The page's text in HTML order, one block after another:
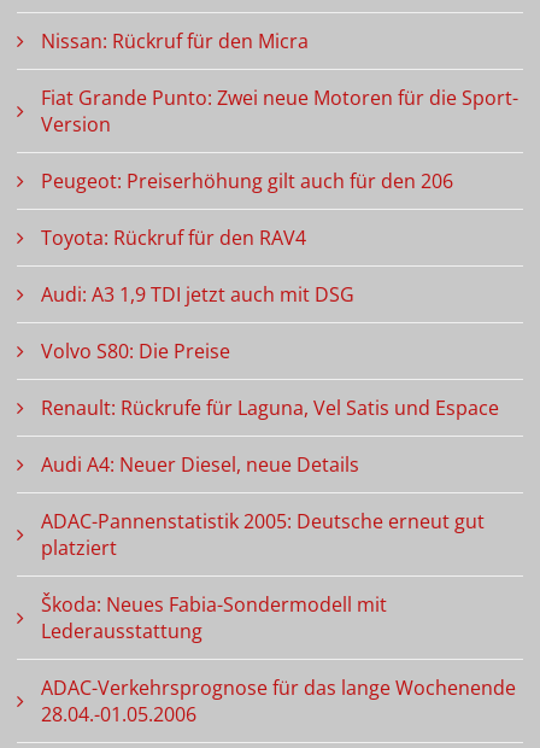
Nissan: Rückruf für den Micra
Fiat Grande Punto: Zwei neue Motoren für die Sport-
Version
Peugeot: Preiserhöhung gilt auch für den 206
Toyota: Rückruf für den RAV4
Audi: A3 1,9 TDI jetzt auch mit DSG
Volvo S80: Die Preise
Renault: Rückrufe für Laguna, Vel Satis und Espace
Audi A4: Neuer Diesel, neue Details
ADAC-Pannenstatistik 2005: Deutsche erneut gut
platziert
Škoda: Neues Fabia-Sondermodell mit
Lederausstattung
ADAC-Verkehrsprognose für das lange Wochenende
28.04.-01.05.2006